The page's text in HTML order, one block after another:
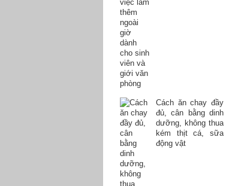
Cách ăn chay đầy
đủ, cân bằng dinh
dưỡng, không thua
kém thịt cá, sữa
động vật